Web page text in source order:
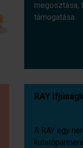
megosztása,
támogatása.
RAY
A RAY egy